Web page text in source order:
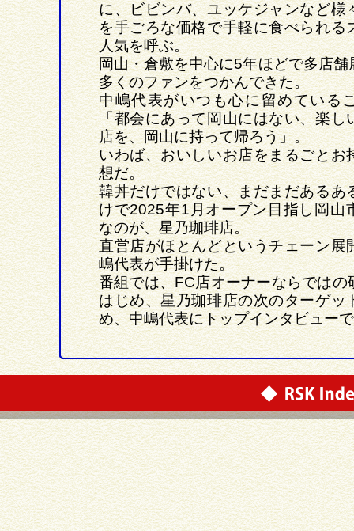
に、ビビンバ、ユッケジャンなど様
を手ごろな価格で手軽に食べられる
人気を呼ぶ。
岡山・倉敷を中心に5年ほどで多店舗
多くのファンをつかんできた。
中嶋代表がいつも心に留めている
「都会にあって岡山にはない、楽し
店を、岡山に持って帰ろう」。
いわば、おいしいお店をまるごとお
想だ。
韓丼だけではない、まだまだあるあ
けで2025年1月オープン目指し岡山
なのが、星乃珈琲店。
直営店がほとんどというチェーン展
嶋代表が手掛けた。
番組では、FC店オーナーならではの
はじめ、星乃珈琲店の次のターゲッ
め、中嶋代表にトップインタビュー